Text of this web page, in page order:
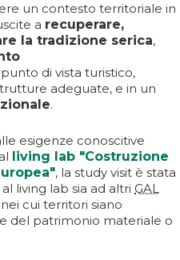
un contesto territoriale in
a recuperare,
la tradizione serica,
di vista turistico,
adeguate, e in un
.
esigenze conoscitive
living lab "Costruzione
, la study visit è stata
living lab sia ad altri GAL
cui territori siano
del patrimonio materiale o